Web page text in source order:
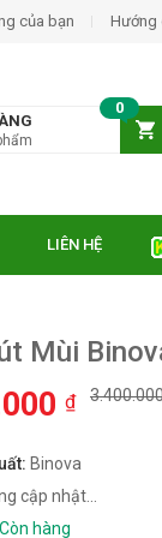
của bạn Hướng
0
LIÊN HỆ
Mùi
₫
Binova
cập nhật...
Còn hàng
từ Essen ES-31-
₫